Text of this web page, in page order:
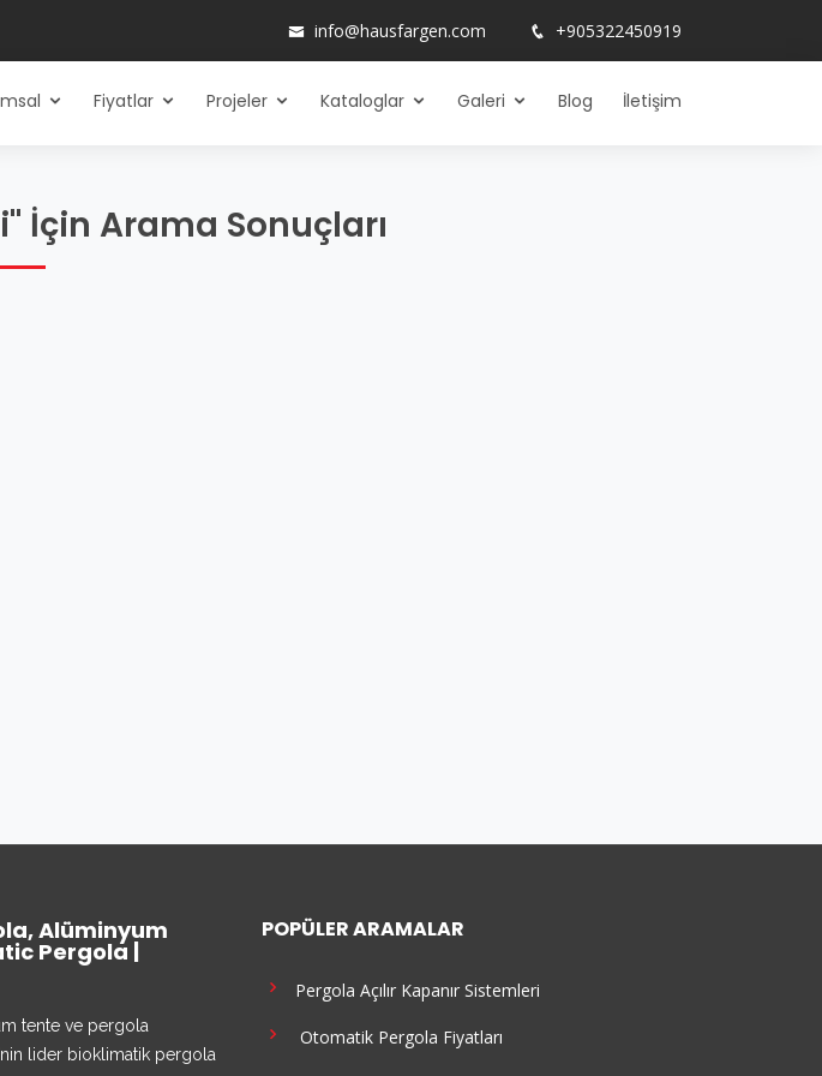
info@hausfargen.com +905322450919
Fiyatlar Projeler Kataloglar Galeri Blog İletişim
İçin Arama Sonuçları
Alüminyum
Pergola |
tente ve pergola
lider bioklimatik pergola
POPÜLER ARAMALAR
Pergola Açılır Kapanır Sistemleri
Otomatik Pergola Fiyatları